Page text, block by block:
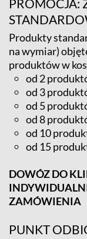
PROMOCJA:
Produkty
na wymiar)
produktów w
od 2
od 3
od 5
od 8
od 10
od 15
DOWÓZ DO
ZAMÓWIENIA
PUNKT